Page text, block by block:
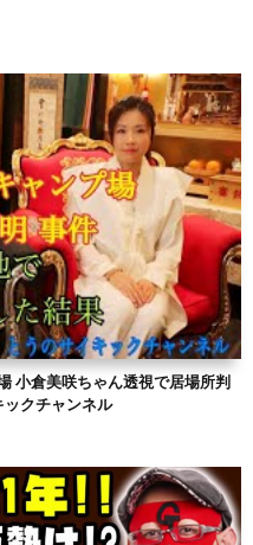
小倉美咲ちゃん透視で居場所判
クチャンネル